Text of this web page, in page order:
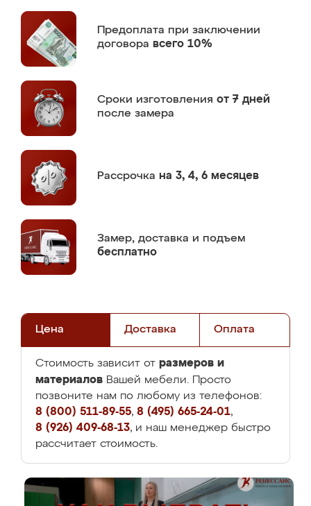
Предоплата при заключении
договора всего 10%
Сроки изготовления от 7 дней
после замера
Рассрочка на 3, 4, 6 месяцев
Замер, доставка и подъем
бесплатно
Цена Доставка Оплата
Стоимость зависит от размеров и
материалов Вашей мебели. Просто
позвоните нам по любому из телефонов:
8 (800) 511-89-55, 8 (495) 665-24-01,
8 (926) 409-68-13, и наш менеджер быстро
рассчитает стоимость.